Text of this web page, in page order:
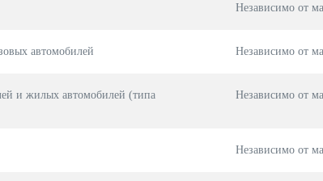
Независимо от
автомобилей Независимо от
и жилых автомобилей (типа
Независимо от
Независимо от